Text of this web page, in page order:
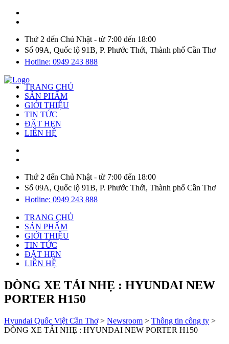
Thứ 2 đến Chủ Nhật - từ 7:00 đến 18:00
Số 09A, Quốc lộ 91B, P. Phước Thới, Thành phố Cần Thơ
Hotline: 0949 243 888
TRANG CHỦ
SẢN PHẨM
GIỚI THIỆU
TIN TỨC
ĐẶT HẸN
LIÊN HỆ
Thứ 2 đến Chủ Nhật - từ 7:00 đến 18:00
Số 09A, Quốc lộ 91B, P. Phước Thới, Thành phố Cần Thơ
Hotline: 0949 243 888
TRANG CHỦ
SẢN PHẨM
GIỚI THIỆU
TIN TỨC
ĐẶT HẸN
LIÊN HỆ
DÒNG XE TẢI NHẸ : HYUNDAI NEW
PORTER H150
Hyundai Quốc Việt Cần Thơ> Newsroom > Thông tin công ty >
DÒNG XE TẢI NHẸ : HYUNDAI NEW PORTER H150